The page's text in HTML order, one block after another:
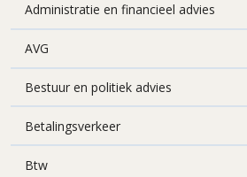
Administratie en financieel advies
AVG
Bestuur en politiek advies
Betalingsverkeer
Btw